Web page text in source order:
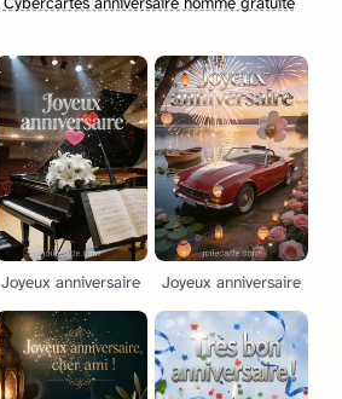
Joyeux anniversaire Joyeux anniversaire